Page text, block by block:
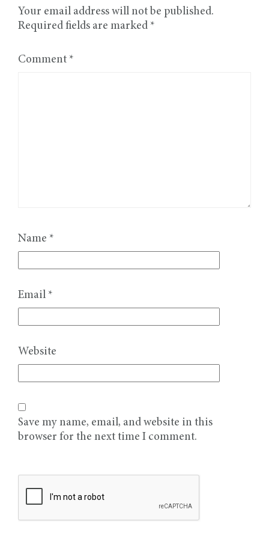
Your email address will not be published.
Required fields are marked *
Comment *
Name *
Email *
Website
Save my name, email, and website in this
browser for the next time I comment.